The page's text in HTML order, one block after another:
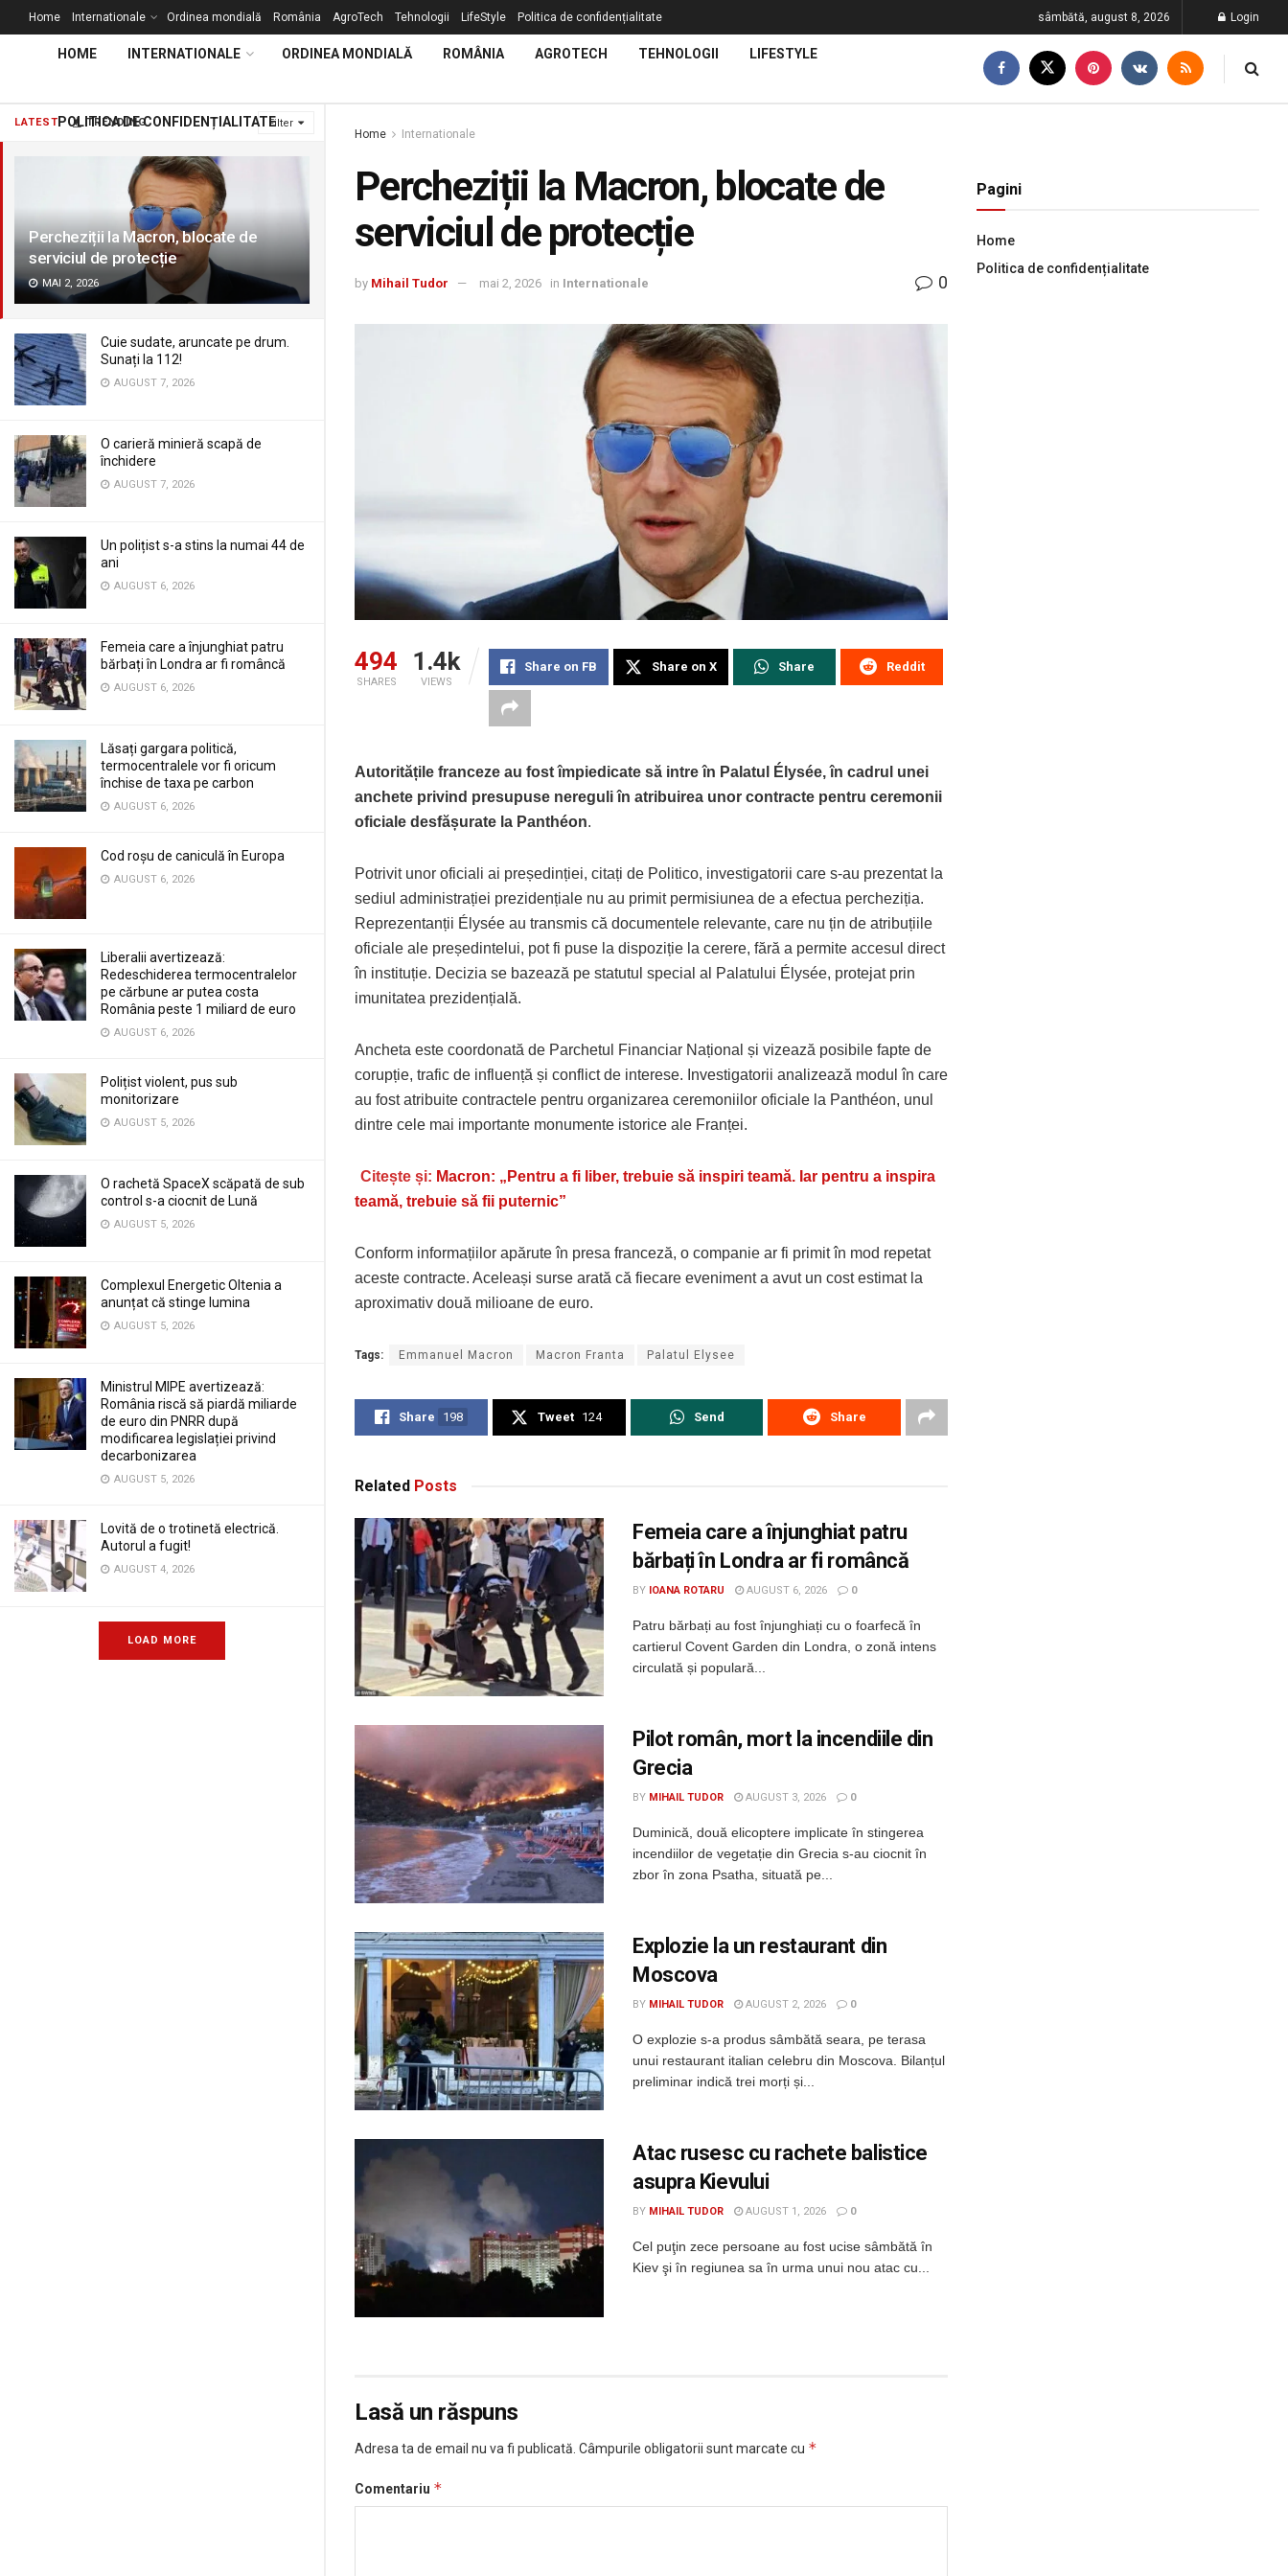
LATEST TRENDING Filter
Percheziții la Macron, blocate de
serviciul de protecție
MAI 2, 2026
Cuie sudate, aruncate pe drum.
Sunați la 112!
AUGUST 7, 2026
O carieră minieră scapă de
închidere
AUGUST 7, 2026
Un polițist s-a stins la numai 44 de
ani
AUGUST 6, 2026
Femeia care a înjunghiat patru
bărbați în Londra ar fi româncă
AUGUST 6, 2026
Lăsați gargara politică,
termocentralele vor fi oricum
închise de taxa pe carbon
AUGUST 6, 2026
Cod roșu de caniculă în Europa
AUGUST 6, 2026
Liberalii avertizează:
Redeschiderea termocentralelor
pe cărbune ar putea costa
România peste 1 miliard de euro
AUGUST 6, 2026
Polițist violent, pus sub
monitorizare
AUGUST 5, 2026
O rachetă SpaceX scăpată de sub
control s-a ciocnit de Lună
AUGUST 5, 2026
Complexul Energetic Oltenia a
anunțat că stinge lumina
AUGUST 5, 2026
Ministrul MIPE avertizează:
România riscă să piardă miliarde
de euro din PNRR după
modificarea legislației privind
decarbonizarea
AUGUST 5, 2026
Lovită de o trotinetă electrică.
Autorul a fugit!
AUGUST 4, 2026
LOAD MORE
Home Internationale Ordinea mondială România AgroTech Tehnologii LifeStyle Politica de confidențialitate sâmbătă, august 8, 2026 Login
HOME INTERNATIONALE ORDINEA MONDIALĂ ROMÂNIA AGROTECH TEHNOLOGII LIFESTYLE
POLITICA DE CONFIDENȚIALITATE
Home Internationale
Percheziții la Macron, blocate de
serviciul de protecție
by Mihail Tudor mai 2, 2026 in Internationale 0
494
SHARES
1.4k
VIEWS
Share on FB Share on X Share Reddit
Autoritățile franceze au fost împiedicate să intre în Palatul Élysée, în cadrul unei
anchete privind presupuse nereguli în atribuirea unor contracte pentru ceremonii
oficiale desfășurate la Panthéon.
Potrivit unor oficiali ai președinției, citați de Politico, investigatorii care s-au prezentat la
sediul administrației prezidențiale nu au primit permisiunea de a efectua percheziția.
Reprezentanții Élysée au transmis că documentele relevante, care nu țin de atribuțiile
oficiale ale președintelui, pot fi puse la dispoziție la cerere, fără a permite accesul direct
în instituție. Decizia se bazează pe statutul special al Palatului Élysée, protejat prin
imunitatea prezidențială.
Ancheta este coordonată de Parchetul Financiar Național și vizează posibile fapte de
corupție, trafic de influență și conflict de interese. Investigatorii analizează modul în care
au fost atribuite contractele pentru organizarea ceremoniilor oficiale la Panthéon, unul
dintre cele mai importante monumente istorice ale Franței.
Citește și: Macron: „Pentru a fi liber, trebuie să inspiri teamă. Iar pentru a inspira
teamă, trebuie să fii puternic”
Conform informațiilor apărute în presa franceză, o companie ar fi primit în mod repetat
aceste contracte. Aceleași surse arată că fiecare eveniment a avut un cost estimat la
aproximativ două milioane de euro.
Tags: Emmanuel Macron Macron Franta Palatul Elysee
Share 198 Tweet 124 Send Share
Related Posts
Femeia care a înjunghiat patru
bărbați în Londra ar fi româncă
BY IOANA ROTARU AUGUST 6, 2026 0
Patru bărbați au fost înjunghiați cu o foarfecă în
cartierul Covent Garden din Londra, o zonă intens
circulată și populară...
Pilot român, mort la incendiile din
Grecia
BY MIHAIL TUDOR AUGUST 3, 2026 0
Duminică, două elicoptere implicate în stingerea
incendiilor de vegetație din Grecia s-au ciocnit în
zbor în zona Psatha, situată pe...
Explozie la un restaurant din
Moscova
BY MIHAIL TUDOR AUGUST 2, 2026 0
O explozie s-a produs sâmbătă seara, pe terasa
unui restaurant italian celebru din Moscova. Bilanțul
preliminar indică trei morți și...
Atac rusesc cu rachete balistice
asupra Kievului
BY MIHAIL TUDOR AUGUST 1, 2026 0
Cel puţin zece persoane au fost ucise sâmbătă în
Kiev şi în regiunea sa în urma unui nou atac cu...
Lasă un răspuns
Adresa ta de email nu va fi publicată. Câmpurile obligatorii sunt marcate cu *
Comentariu *
Pagini
Home
Politica de confidențialitate